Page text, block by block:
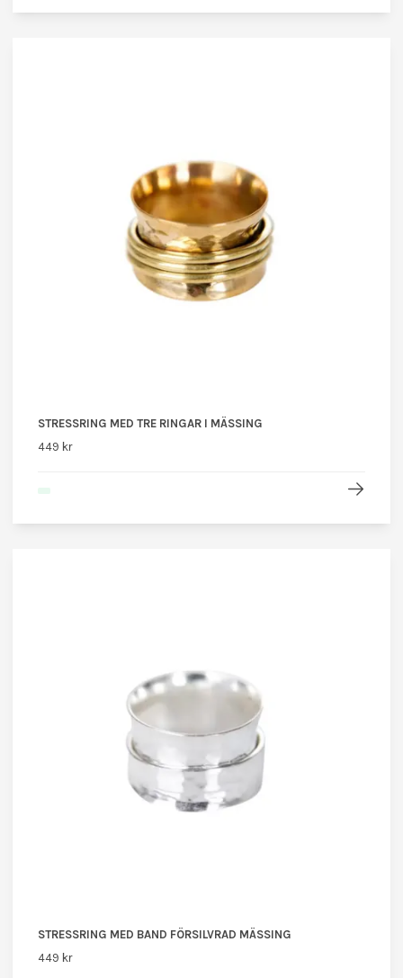
STRESSRING MED TRE RINGAR I MÄSSING
449 kr
STRESSRING MED BAND FÖRSILVRAD MÄSSING
449 kr